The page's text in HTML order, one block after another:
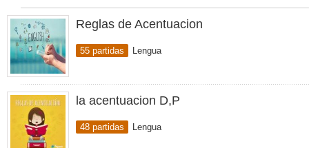
Reglas de Acentuacion
55 partidas Lengua
la acentuacion D,P
48 partidas Lengua